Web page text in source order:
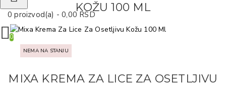
0 proizvod(a) - 0,00 RSD
0
KOŽU 100 ML
NEMA NA STANJU
MIXA KREMA ZA LICE ZA OSETLJIVU